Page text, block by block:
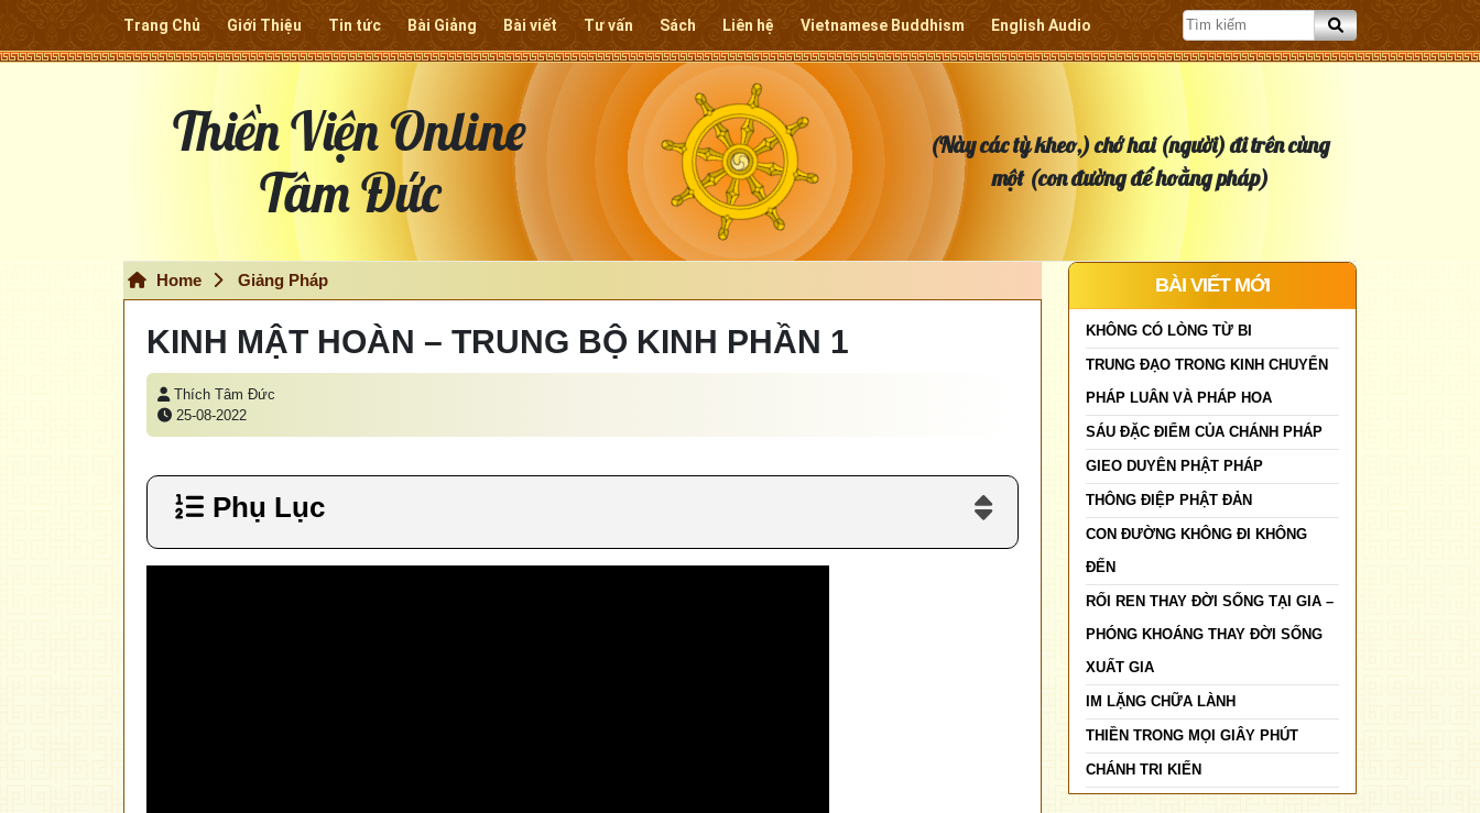
Trang Chủ Giới Thiệu Tin tức Bài Giảng Bài viết Tư vấn Sách Liên hệ Vietnamese Buddhism English Audio
Thiền Viện Online
Tâm Đức
(Này các tỳ kheo,) chớ hai (người) đi trên cùng
một (con đường để hoằng pháp)
Home Giảng Pháp
KINH MẬT HOÀN – TRUNG BỘ KINH PHẦN 1
Thích Tâm Đức
25-08-2022
Phụ Lục
BÀI VIẾT MỚI
KHÔNG CÓ LÒNG TỪ BI
TRUNG ĐẠO TRONG KINH CHUYỂN
PHÁP LUÂN VÀ PHÁP HOA
SÁU ĐẶC ĐIỂM CỦA CHÁNH PHÁP
GIEO DUYÊN PHẬT PHÁP
THÔNG ĐIỆP PHẬT ĐẢN
CON ĐƯỜNG KHÔNG ĐI KHÔNG
ĐẾN
RỐI REN THAY ĐỜI SỐNG TẠI GIA –
PHÓNG KHOÁNG THAY ĐỜI SỐNG
XUẤT GIA
IM LẶNG CHỮA LÀNH
THIỀN TRONG MỌI GIÂY PHÚT
CHÁNH TRI KIẾN